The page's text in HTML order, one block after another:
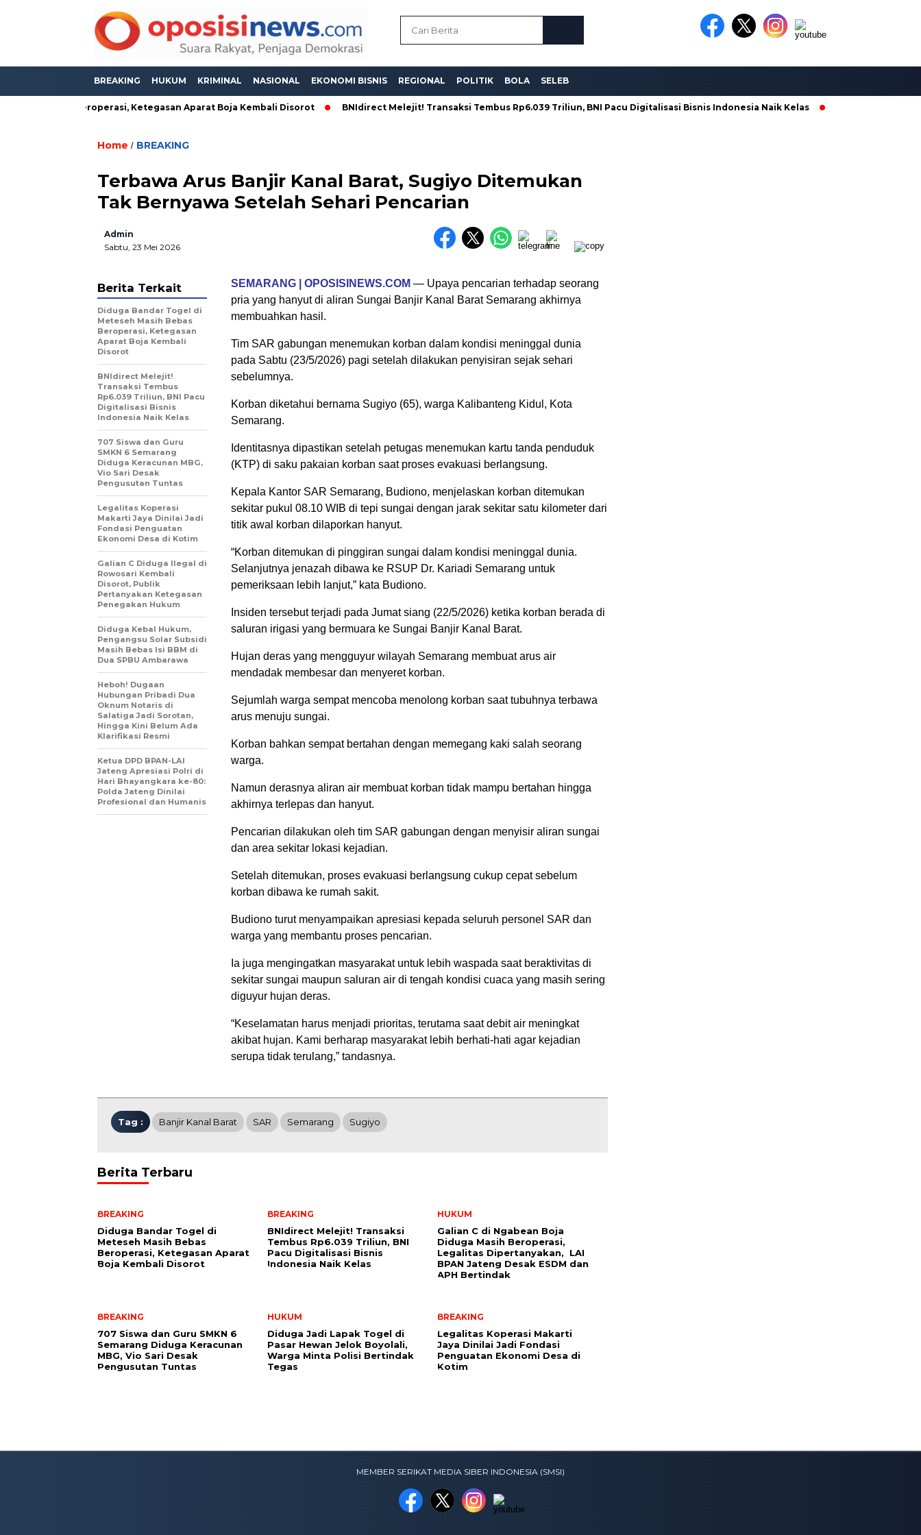
BREAKING HUKUM KRIMINAL NASIONAL EKONOMI BISNIS REGIONAL POLITIK BOLA SELEB
Bebas Beroperasi, Ketegasan Aparat Boja Kembali Disorot BNIdirect Melejit! Transaksi Tembus Rp6.039 Triliun, BNI Pacu Digitalisasi Bisnis Indonesia Naik Kelas Galian C di Ngabean
Home / BREAKING
Terbawa Arus Banjir Kanal Barat, Sugiyo Ditemukan
Tak Bernyawa Setelah Sehari Pencarian
Admin
Sabtu, 23 Mei 2026
SEMARANG | OPOSISINEWS.COM — Upaya pencarian terhadap seorang
pria yang hanyut di aliran Sungai Banjir Kanal Barat Semarang akhirnya
membuahkan hasil.
Tim SAR gabungan menemukan korban dalam kondisi meninggal dunia
pada Sabtu (23/5/2026) pagi setelah dilakukan penyisiran sejak sehari
sebelumnya.
Korban diketahui bernama Sugiyo (65), warga Kalibanteng Kidul, Kota
Semarang.
Identitasnya dipastikan setelah petugas menemukan kartu tanda penduduk
(KTP) di saku pakaian korban saat proses evakuasi berlangsung.
Kepala Kantor SAR Semarang, Budiono, menjelaskan korban ditemukan
sekitar pukul 08.10 WIB di tepi sungai dengan jarak sekitar satu kilometer dari
titik awal korban dilaporkan hanyut.
“Korban ditemukan di pinggiran sungai dalam kondisi meninggal dunia.
Selanjutnya jenazah dibawa ke RSUP Dr. Kariadi Semarang untuk
pemeriksaan lebih lanjut,” kata Budiono.
Insiden tersebut terjadi pada Jumat siang (22/5/2026) ketika korban berada di
saluran irigasi yang bermuara ke Sungai Banjir Kanal Barat.
Hujan deras yang mengguyur wilayah Semarang membuat arus air
mendadak membesar dan menyeret korban.
Sejumlah warga sempat mencoba menolong korban saat tubuhnya terbawa
arus menuju sungai.
Korban bahkan sempat bertahan dengan memegang kaki salah seorang
warga.
Namun derasnya aliran air membuat korban tidak mampu bertahan hingga
akhirnya terlepas dan hanyut.
Pencarian dilakukan oleh tim SAR gabungan dengan menyisir aliran sungai
dan area sekitar lokasi kejadian.
Setelah ditemukan, proses evakuasi berlangsung cukup cepat sebelum
korban dibawa ke rumah sakit.
Budiono turut menyampaikan apresiasi kepada seluruh personel SAR dan
warga yang membantu proses pencarian.
Ia juga mengingatkan masyarakat untuk lebih waspada saat beraktivitas di
sekitar sungai maupun saluran air di tengah kondisi cuaca yang masih sering
diguyur hujan deras.
“Keselamatan harus menjadi prioritas, terutama saat debit air meningkat
akibat hujan. Kami berharap masyarakat lebih berhati-hati agar kejadian
serupa tidak terulang,” tandasnya.
Berita Terkait
Diduga Bandar Togel di
Meteseh Masih Bebas
Beroperasi, Ketegasan
Aparat Boja Kembali
Disorot
BNIdirect Melejit!
Transaksi Tembus
Rp6.039 Triliun, BNI Pacu
Digitalisasi Bisnis
Indonesia Naik Kelas
707 Siswa dan Guru
SMKN 6 Semarang
Diduga Keracunan MBG,
Vio Sari Desak
Pengusutan Tuntas
Legalitas Koperasi
Makarti Jaya Dinilai Jadi
Fondasi Penguatan
Ekonomi Desa di Kotim
Galian C Diduga Ilegal di
Rowosari Kembali
Disorot, Publik
Pertanyakan Ketegasan
Penegakan Hukum
Diduga Kebal Hukum,
Pengangsu Solar Subsidi
Masih Bebas Isi BBM di
Dua SPBU Ambarawa
Heboh! Dugaan
Hubungan Pribadi Dua
Oknum Notaris di
Salatiga Jadi Sorotan,
Hingga Kini Belum Ada
Klarifikasi Resmi
Ketua DPD BPAN-LAI
Jateng Apresiasi Polri di
Hari Bhayangkara ke-80:
Polda Jateng Dinilai
Profesional dan Humanis
Tag : Banjir Kanal Barat SAR Semarang Sugiyo
Berita Terbaru
BREAKING
Diduga Bandar Togel di
Meteseh Masih Bebas
Beroperasi, Ketegasan Aparat
Boja Kembali Disorot
BREAKING
BNIdirect Melejit! Transaksi
Tembus Rp6.039 Triliun, BNI
Pacu Digitalisasi Bisnis
Indonesia Naik Kelas
HUKUM
Galian C di Ngabean Boja
Diduga Masih Beroperasi,
Legalitas Dipertanyakan, LAI
BPAN Jateng Desak ESDM dan
APH Bertindak
BREAKING
707 Siswa dan Guru SMKN 6
Semarang Diduga Keracunan
MBG, Vio Sari Desak
Pengusutan Tuntas
HUKUM
Diduga Jadi Lapak Togel di
Pasar Hewan Jelok Boyolali,
Warga Minta Polisi Bertindak
Tegas
BREAKING
Legalitas Koperasi Makarti
Jaya Dinilai Jadi Fondasi
Penguatan Ekonomi Desa di
Kotim
MEMBER SERIKAT MEDIA SIBER INDONESIA (SMSI)